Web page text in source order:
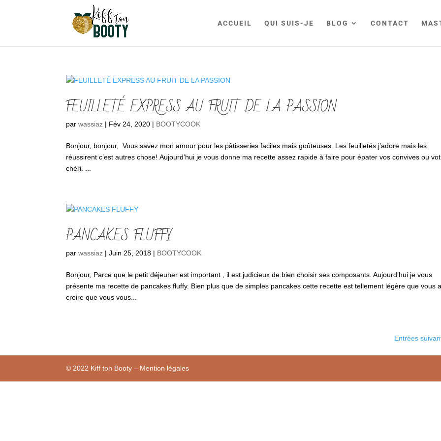
ACCUEIL QUI SUIS-JE BLOG CONTACT
FEUILLETÉ EXPRESS AU FRUIT DE LA PASSION
parwassiaz | Fév 24, 2020 | BOOTYCOOK
Bonjour, bonjour, Vous savez mon amour pour les pâtisseries faciles mais goûteuses. Les feuilletés j’adore mais les
réussirent c’est autres chose! Aujourd’hui je vous donne ma recette assez rapide à faire pour épater vos convives ou
chéri. ...
PANCAKES FLUFFY
parwassiaz |Juin 25, 2018 | BOOTYCOOK
Bonjour, Parce que le petit déjeuner est important , il est judicieux de bien choisir ses composants. Aujourd’hui je vous
présente ma recette de pancakes fluffy. Bien plus que de simples pancakes cette recette est tellement légère que vous
croire que vous vous...
Entrées
© 2022 Kiff ton Booty – Mention légales